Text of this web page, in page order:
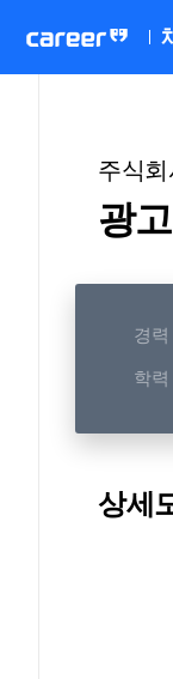
주식회
광
경력
학력
상세